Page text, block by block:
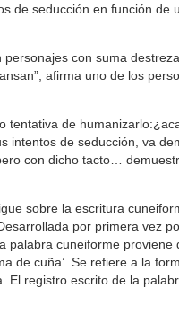
de seducción en función de
con suma
afirma uno de los
tentativa de
intentos de seducción, va
con dicho tacto…
sobre la escritura
por primera vez
cuneiforme proviene
de cuña’. Se refiere a la
El registro escrito de la